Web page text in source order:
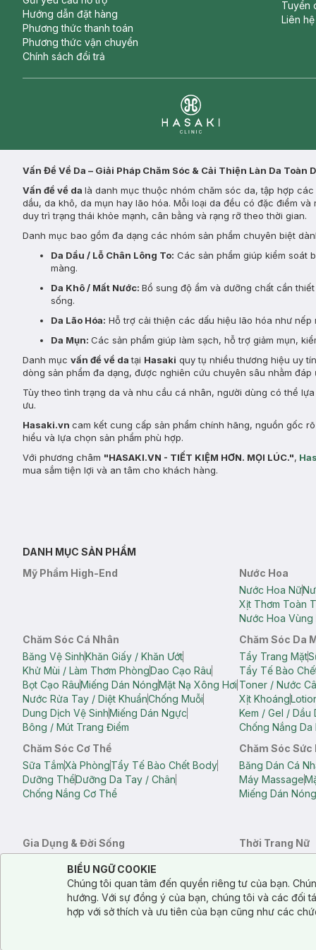
Hướng dẫn đặt hàng
Phương thức thanh toán
Phương thức vận chuyển
Chính sách đổi trả
Tuyển
Liên hệ
Vấn Đề Về Da – Giải Pháp Chăm Sóc & Cải Thiện Làn Da Toàn
Vấn đề về da là danh mục thuộc nhóm chăm sóc da, tập hợp
dầu, da khô, da mụn hay lão hóa. Mỗi loại da đều có đặc điểm
duy trì trạng thái khỏe mạnh, cân bằng và rạng rỡ theo thời gian.
Danh mục bao gồm đa dạng các nhóm sản phẩm chuyên biệt
Da Dầu / Lỗ Chân Lông To: Các sản phẩm giúp kiểm soát
màng.
Da Khô / Mất Nước: Bổ sung độ ẩm và dưỡng chất cần
sống.
Da Lão Hóa: Hỗ trợ cải thiện các dấu hiệu lão hóa như
Da Mụn: Các sản phẩm giúp làm sạch, hỗ trợ giảm mụn,
Danh mục vấn đề về datại Hasaki quy tụ nhiều thương hiệu uy
dòng sản phẩm đa dạng, được nghiên cứu chuyên sâu nhằm
Tùy theo tình trạng da và nhu cầu cá nhân, người dùng có thể
ưu.
Hasaki.vn cam kết cung cấp sản phẩm chính hãng, nguồn gốc
hiểu và lựa chọn sản phẩm phù hợp.
Với phương châm "HASAKI.VN - TIẾT KIỆM HƠN. MỌI LÚC.",
mua sắm tiện lợi và an tâm cho khách hàng.
DANH MỤC SẢN PHẨM
Mỹ Phẩm High-End
Nước Hoa
Nước Hoa Nữ
Xịt Thơm Toàn
Nước Hoa Vùng
Chăm Sóc Cá Nhân
Băng Vệ SinhKhăn Giấy / Khăn Ướt
Khử Mùi / Làm Thơm PhòngDao Cạo Râu
Bọt Cạo RâuMiếng Dán NóngMặt Nạ Xông Hơi
Nước Rửa Tay / Diệt KhuẩnChống Muỗi
Dung Dịch Vệ SinhMiếng Dán Ngực
Bông / Mút Trang Điểm
Chăm Sóc Da
Tẩy Trang Mặt
Tẩy Tế Bào
Toner / Nước
Xịt Khoáng
Kem / Gel / Dầu
Chống Nắng Da
Chăm Sóc Cơ Thể
Sữa TắmXà PhòngTẩy Tế Bào Chết Body
Dưỡng ThểDưỡng Da Tay / Chân
Chống Nắng Cơ Thể
Chăm Sóc Sức
Băng Dán Cá
Máy Massage
Miếng Dán Nóng
Gia Dụng & Đời Sống
Bông Tắm / Phụ Kiện Tắm
Phụ Kiện Điện Thoại Quạt Cầm Tay / Quạt Mini
Khử Mùi / Làm Thơm PhòngNước GiặtNước Xả
Thời Trang Nữ
Quần Lót Nữ
Túi Xách
Cookie Consent
Notice about cookies usage
BIỂU NGỮ COOKIE
Chúng tôi quan tâm đến quyền riêng tư của bạn.
hướng. Với sự đồng ý của bạn, chúng tôi và các đối
hợp với sở thích và ưu tiên của bạn cũng như các